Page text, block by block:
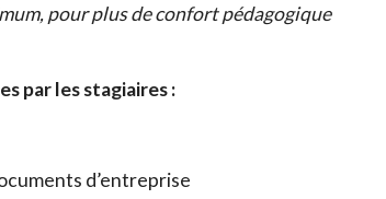
pour plus de confort pédagogique
par les stagiaires :
d’entreprise